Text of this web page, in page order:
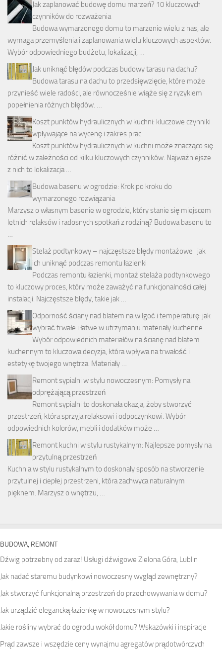
Jak zaplanować budowę domu marzeń? 10 kluczowych
czynników do rozważenia
Budowa wymarzonego domu to marzenie wielu z nas, ale
wymaga przemyślenia i zaplanowania wielu kluczowych aspektów.
Wybór odpowiedniego budżetu, lokalizacji, …
Jak uniknąć błędów podczas budowy tarasu na dachu?
Budowa tarasu na dachu to przedsięwzięcie, które może
przynieść wiele radości, ale równocześnie wiąże się z ryzykiem
popełnienia różnych błędów. …
Koszt punktów hydraulicznych w kuchni: kluczowe czynniki
wpływające na wycenę i zakres prac
Koszt punktów hydraulicznych w kuchni może znacząco się
różnić w zależności od kilku kluczowych czynników. Najważniejsze
z nich to lokalizacja …
Budowa basenu w ogrodzie: Krok po kroku do
wymarzonego rozwiązania
Marzysz o własnym basenie w ogrodzie, który stanie się miejscem
letnich relaksów i radosnych spotkań z rodziną? Budowa basenu to
…
Stelaż podtynkowy – najczęstsze błędy montażowe i jak
ich uniknąć podczas remontu łazienki
Podczas remontu łazienki, montaż stelaża podtynkowego
to kluczowy proces, który może zaważyć na funkcjonalności całej
instalacji. Najczęstsze błędy, takie jak …
Odporność ściany nad blatem na wilgoć i temperaturę: jak
wybrać trwałe i łatwe w utrzymaniu materiały kuchenne
Wybór odpowiednich materiałów na ścianę nad blatem
kuchennym to kluczowa decyzja, która wpływa na trwałość i
estetykę twojego wnętrza. Materiały …
Remont sypialni w stylu nowoczesnym: Pomysły na
odprężającą przestrzeń
Remont sypialni to doskonała okazja, żeby stworzyć
przestrzeń, która sprzyja relaksowi i odpoczynkowi. Wybór
odpowiednich kolorów, mebli i dodatków może …
Remont kuchni w stylu rustykalnym: Najlepsze pomysły na
przytulną przestrzeń
Kuchnia w stylu rustykalnym to doskonały sposób na stworzenie
przytulnej i ciepłej przestrzeni, która zachwyca naturalnym
pięknem. Marzysz o wnętrzu, …
BUDOWA, REMONT
Dźwig potrzebny od zaraz! Usługi dźwigowe Zielona Góra, Lublin
Jak nadać staremu budynkowi nowoczesny wygląd zewnętrzny?
Jak stworzyć funkcjonalną przestrzeń do przechowywania w domu?
Jak urządzić elegancką łazienkę w nowoczesnym stylu?
Jakie rośliny wybrać do ogrodu wokół domu? Wskazówki i inspiracje
Prąd zawsze i wszędzie ceny wynajmu agregatów prądotwórczych